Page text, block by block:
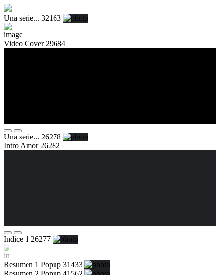
Una serie... 32163
Video Cover 29684
Una serie... 26278
Intro Amor 26282
Indice 1 26277
Resumen 1 Popup 31433
Resumen 2 Popup 41562